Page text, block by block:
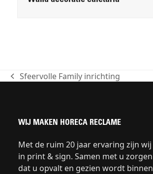
previous
Sfeervolle Family inrichting
WIJ MAKEN HORECA RECLAME
Met de ruim 20 jaar ervaring zijn
in print & sign. Samen met u
dat u opvalt en gezien wordt